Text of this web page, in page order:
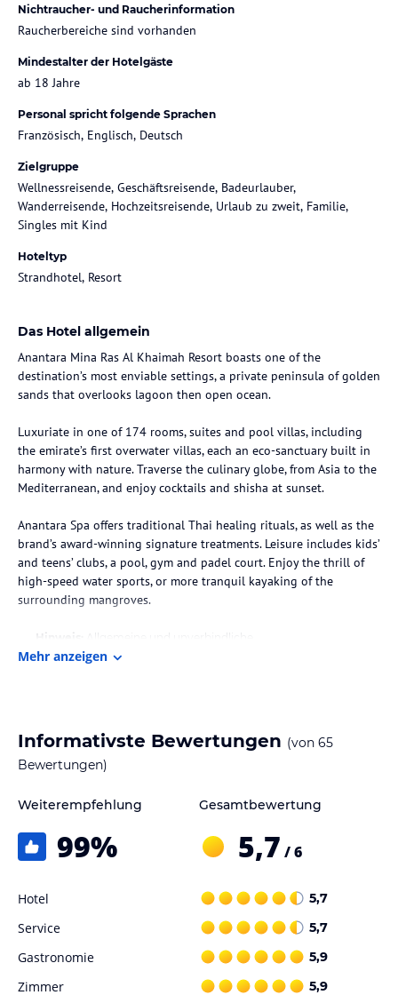
Nichtraucher- und Raucherinformation
Raucherbereiche sind vorhanden
Mindestalter der Hotelgäste
ab 18 Jahre
Personal spricht folgende Sprachen
Französisch, Englisch, Deutsch
Zielgruppe
Wellnessreisende, Geschäftsreisende, Badeurlauber,
Wanderreisende, Hochzeitsreisende, Urlaub zu zweit, Familie,
Singles mit Kind
Hoteltyp
Strandhotel, Resort
Das Hotel allgemein
Anantara Mina Ras Al Khaimah Resort boasts one of the
destination’s most enviable settings, a private peninsula of golden
sands that overlooks lagoon then open ocean.
Luxuriate in one of 174 rooms, suites and pool villas, including
the emirate’s first overwater villas, each an eco-sanctuary built in
harmony with nature. Traverse the culinary globe, from Asia to the
Mediterranean, and enjoy cocktails and shisha at sunset.
Anantara Spa offers traditional Thai healing rituals, as well as the
brand’s award-winning signature treatments. Leisure includes kids’
and teens’ clubs, a pool, gym and padel court. Enjoy the thrill of
high-speed water sports, or more tranquil kayaking of the
surrounding mangroves.
Hinweis:
Allgemeine und unverbindliche
Hoteliers-/Veranstalter-/Kataloginformationen. Alle Angaben
Mehr anzeigen
Informativste Bewertungen (von 65
Bewertungen)
Weiterempfehlung
99%
Gesamtbewertung
5,7 / 6
Hotel 5,7
Service 5,7
Gastronomie 5,9
Zimmer 5,9